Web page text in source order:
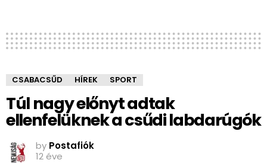
CSABACSŰD HÍREK SPORT
Túl nagy előnyt adtak
ellenfelüknek a csűdi labdarúgók
by Postafiók
12 éve